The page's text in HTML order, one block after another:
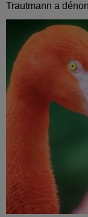
Trautmann a